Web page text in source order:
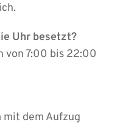
Uhr besetzt?
von 7:00 bis 22:00
mit dem Aufzug